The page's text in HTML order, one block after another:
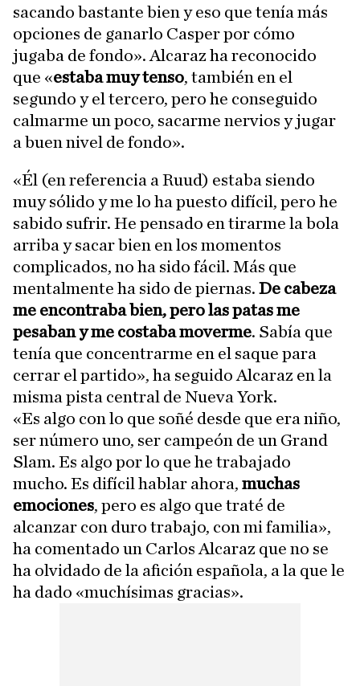
sacando bastante bien y eso que tenía más
opciones de ganarlo Casper por cómo
jugaba de fondo». Alcaraz ha reconocido
que «estaba muy tenso, también en el
segundo y el tercero, pero he conseguido
calmarme un poco, sacarme nervios y jugar
a buen nivel de fondo».
«Él (en referencia a Ruud) estaba siendo
muy sólido y me lo ha puesto difícil, pero he
sabido sufrir. He pensado en tirarme la bola
arriba y sacar bien en los momentos
complicados, no ha sido fácil. Más que
mentalmente ha sido de piernas. De cabeza
me encontraba bien, pero las patas me
pesaban y me costaba moverme. Sabía que
tenía que concentrarme en el saque para
cerrar el partido», ha seguido Alcaraz en la
misma pista central de Nueva York.
«Es algo con lo que soñé desde que era niño,
ser número uno, ser campeón de un Grand
Slam. Es algo por lo que he trabajado
mucho. Es difícil hablar ahora, muchas
emociones, pero es algo que traté de
alcanzar con duro trabajo, con mi familia»,
ha comentado un Carlos Alcaraz que no se
ha olvidado de la afición española, a la que le
ha dado «muchísimas gracias».